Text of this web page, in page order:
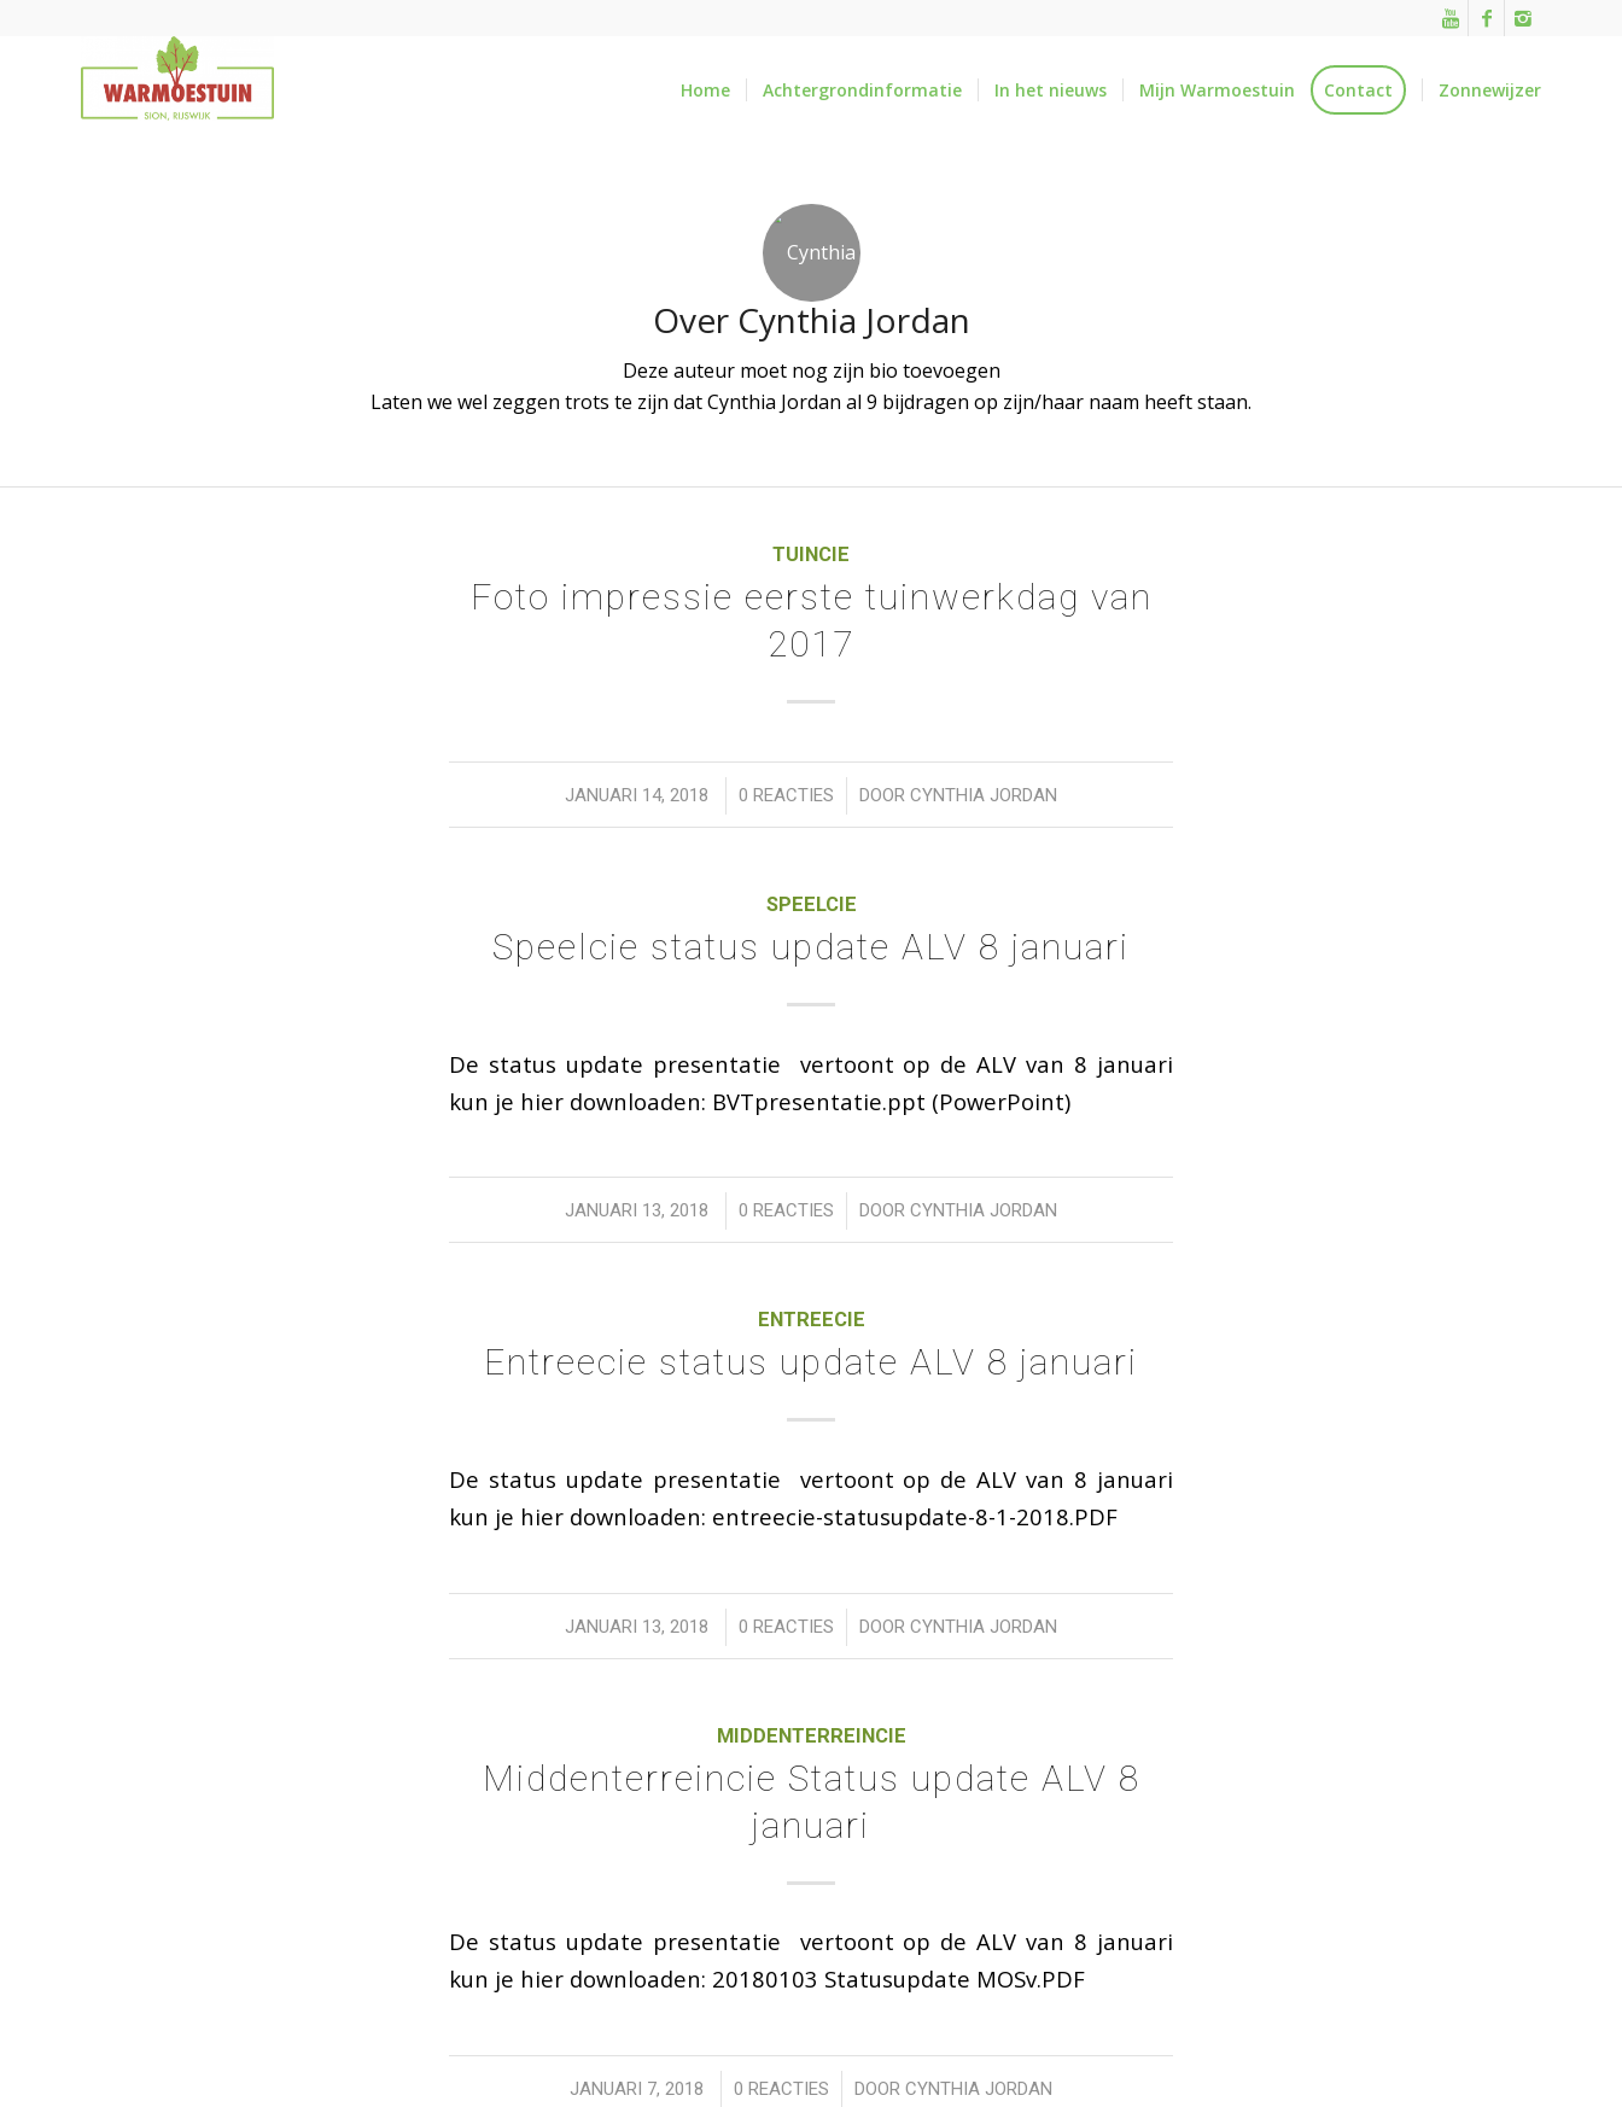
Home Achtergrondinformatie In het nieuws Mijn Warmoestuin Contact Zonnewijzer
Over Cynthia Jordan
Deze auteur moet nog zijn bio toevoegen
Laten we wel zeggen trots te zijn datCynthia Jordan al 9 bijdragen op zijn/haar naam heeft staan.
TUINCIE
Foto impressie eerste tuinwerkdag van
2017
JANUARI 14, 2018
/ 0 REACTIES
/ DOOR CYNTHIA JORDAN
SPEELCIE
Speelcie status update ALV 8 januari
De status update presentatie vertoont op de ALV van 8 januari
kun je hier downloaden: BVTpresentatie.ppt (PowerPoint)
JANUARI 13, 2018
/ 0 REACTIES
/ DOOR CYNTHIA JORDAN
ENTREECIE
Entreecie status update ALV 8 januari
De status update presentatie vertoont op de ALV van 8 januari
kun je hier downloaden: entreecie-statusupdate-8-1-2018.PDF
JANUARI 13, 2018
/ 0 REACTIES
/ DOOR CYNTHIA JORDAN
MIDDENTERREINCIE
Middenterreincie Status update ALV 8
januari
De status update presentatie vertoont op de ALV van 8 januari
kun je hier downloaden: 20180103 Statusupdate MOSv.PDF
JANUARI 7, 2018
/ 0 REACTIES
/ DOOR CYNTHIA JORDAN